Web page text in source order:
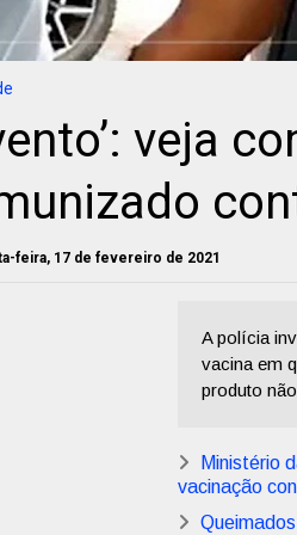
veja
feira, 17 de fevereiro de 2021
A polícia
vacina em
produto
Ministério
vacinação